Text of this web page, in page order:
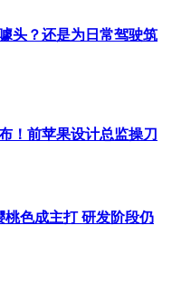
头？还是为日常驾驶筑
！前苹果设计总监操刀
桃色成主打 研发阶段仍